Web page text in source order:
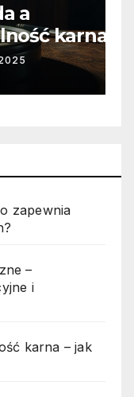
–
zapewnia
–
i
karna – jak